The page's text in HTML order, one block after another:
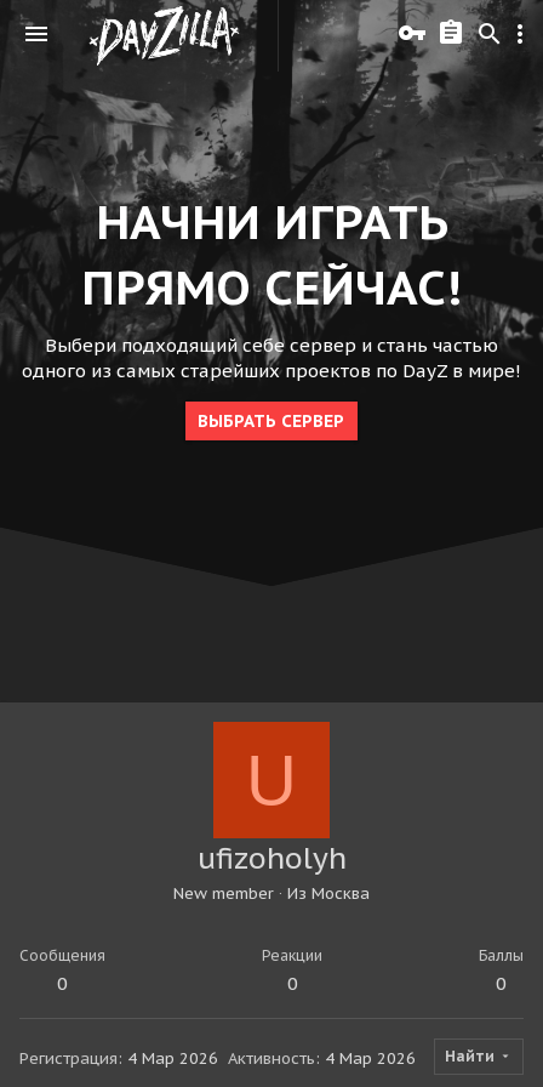
НАЧНИ ИГРАТЬ
ПРЯМО СЕЙЧАС!
Выбери подходящий себе сервер и стань частью
одного из самых старейших проектов по DayZ в мире!
ВЫБРАТЬ СЕРВЕР
U
ufizoholyh
New member · Из Москва
Сообщения
0
Реакции
0
Баллы
0
Регистрация 4 Мар 2026 Активность 4 Мар 2026 Найти